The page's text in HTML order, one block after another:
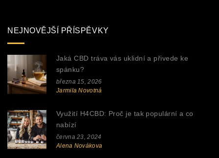
NEJNOVĚJŠÍ PŘÍSPĚVKY
Jaká CBD tráva vás uklidní a přivede ke
spánku?
března 15, 2026
Jarmila Novotná
Využití H4CBD: Proč je tak populární a co
nabízí
června 23, 2024
Alena Novákova